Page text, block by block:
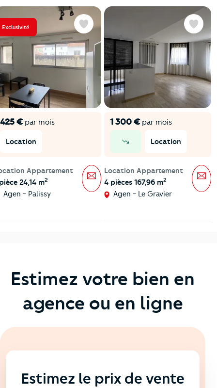
Exclusivité
425 €par mois
Location
Appartement
24,14 m2
Agen - Palissy
Favoris
Message
1 300 €par mois
Location
Location Appartement
4 pièces 167,96 m2
Agen - Le Gravier
Favoris
Estimez votre bien en
agence ou en ligne
Estimez le prix de vente